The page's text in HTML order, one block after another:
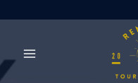
content